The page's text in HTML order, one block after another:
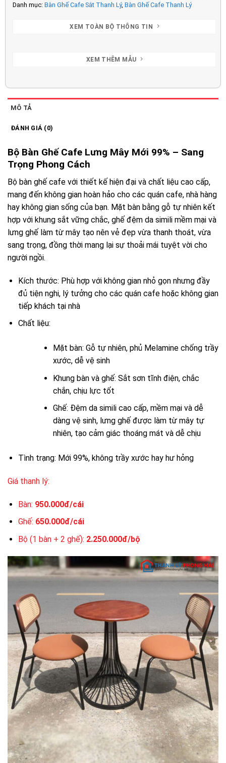
Danh mục: Bàn Ghế Cafe Sắt Thanh Lý, Bàn Ghế Cafe Thanh Lý
XEM TOÀN BỘ THÔNG TIN
XEM THÊM MẪU
MÔ TẢ
ĐÁNH GIÁ (0)
Bộ Bàn Ghế Cafe Lưng Mây Mới 99% – Sang
Trọng Phong Cách
Bộ bàn ghế cafe với thiết kế hiện đại và chất liệu cao cấp,
mang đến không gian hoàn hảo cho các quán cafe, nhà hàng
hay không gian sống của bạn. Mặt bàn bằng gỗ tự nhiên kết
hợp với khung sắt vững chắc, ghế đệm da simili mềm mại và
lưng ghế làm từ mây tạo nên vẻ đẹp vừa thanh thoát, vừa
sang trọng, đồng thời mang lại sự thoải mái tuyệt vời cho
người ngồi.
Kích thước: Phù hợp với không gian nhỏ gọn nhưng đầy
đủ tiện nghi, lý tưởng cho các quán cafe hoặc không gian
tiếp khách tại nhà
Chất liệu:
Mặt bàn: Gỗ tự nhiên, phủ Melamine chống trầy
xước, dễ vệ sinh
Khung bàn và ghế: Sắt sơn tĩnh điện, chắc
chắn, chịu lực tốt
Ghế: Đệm da simili cao cấp, mềm mại và dễ
dàng vệ sinh, lưng ghế được làm từ mây tự
nhiên, tạo cảm giác thoáng mát và dễ chịu
Tình trạng: Mới 99%, không trầy xước hay hư hỏng
Giá thanh lý:
Bàn: 950.000đ/cái
Ghế: 650.000đ/cái
Bộ (1 bàn + 2 ghế): 2.250.000đ/bộ